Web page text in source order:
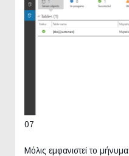
07
Μόλις εμφανιστεί το μήνυμα